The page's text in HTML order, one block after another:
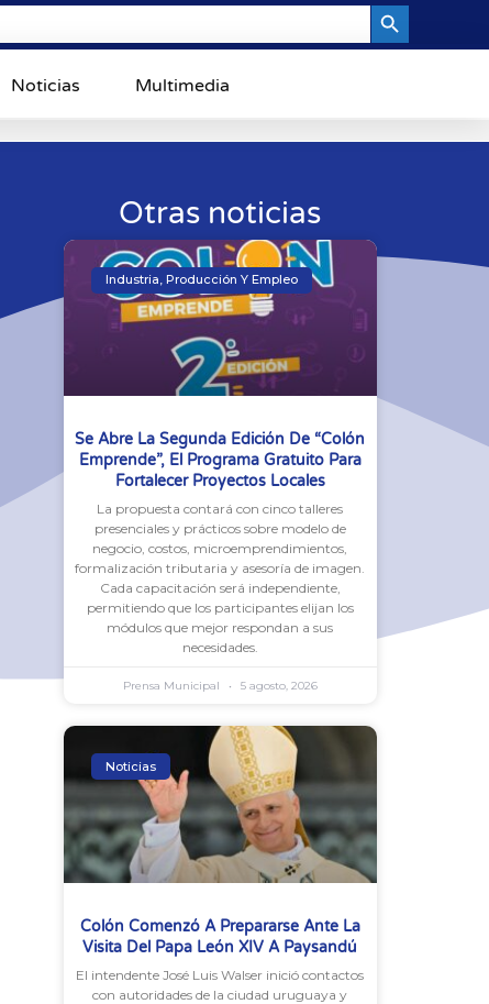
Noticias Multimedia
Otras noticias
Industria, Producción Y Empleo
Se Abre La Segunda Edición De “Colón
Emprende”, El Programa Gratuito Para
Fortalecer Proyectos Locales
La propuesta contará con cinco talleres
presenciales y prácticos sobre modelo de
negocio, costos, microemprendimientos,
formalización tributaria y asesoría de imagen.
Cada capacitación será independiente,
permitiendo que los participantes elijan los
módulos que mejor respondan a sus
necesidades.
Prensa Municipal 5 agosto, 2026
Noticias
Colón Comenzó A Prepararse Ante La
Visita Del Papa León XIV A Paysandú
El intendente José Luis Walser inició contactos
con autoridades de la ciudad uruguaya y